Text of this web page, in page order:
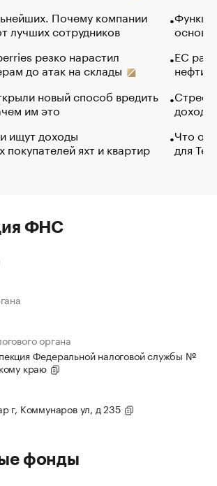
Почему компании
лучших сотрудников
резко нарастил
до атак на склады
новый способ вредить
им это
ищут доходы
яхт и квартир
основ
ЕС
нефти
Что
для
ФНС
органа
Федеральной налоговой службы №
краю
г, Коммунаров ул, д 235
фонды